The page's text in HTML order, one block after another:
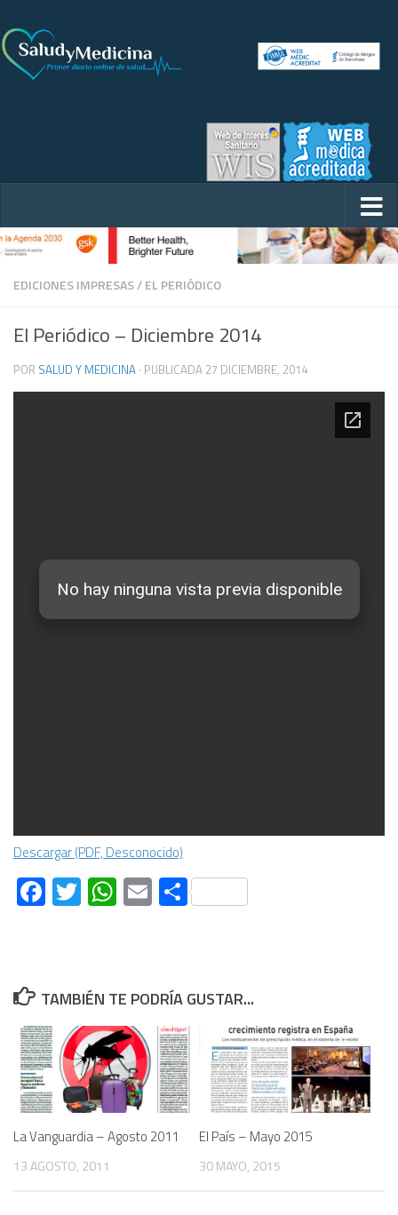
EDICIONES IMPRESAS/EL PERIÓDICO
El Periódico – Diciembre 2014
POR SALUD Y MEDICINA · PUBLICADA 27 DICIEMBRE, 2014
Descargar (PDF, Desconocido)
Facebook
Twitter
WhatsApp
EmailCompartir
TAMBIÉN TE PODRÍA GUSTAR...
La Vanguardia – Agosto 2011
13 AGOSTO, 2011
El País – Mayo 2015
30 MAYO, 2015